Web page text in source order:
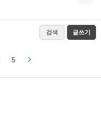
검색 글쓰기
5